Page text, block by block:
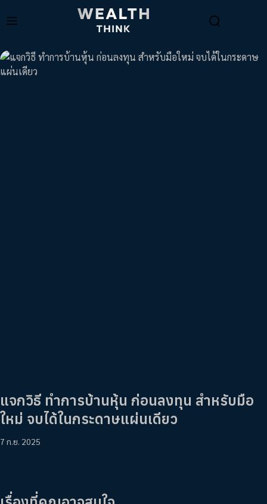
แจกวิธี ทำการบ้านหุ้น ก่อนลงทุน สำหรับมือ
ใหม่ จบได้ในกระดาษแผ่นเดียว
7 ก.ย. 2025